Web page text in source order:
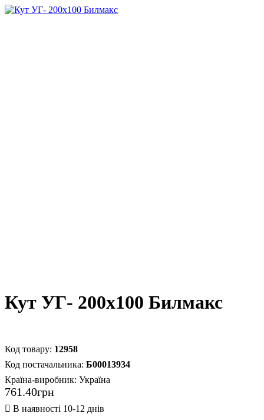
Кут УГ- 200х100 Билмакс
12958
Б00013934
Країна-виробник: Україна
761.40грн